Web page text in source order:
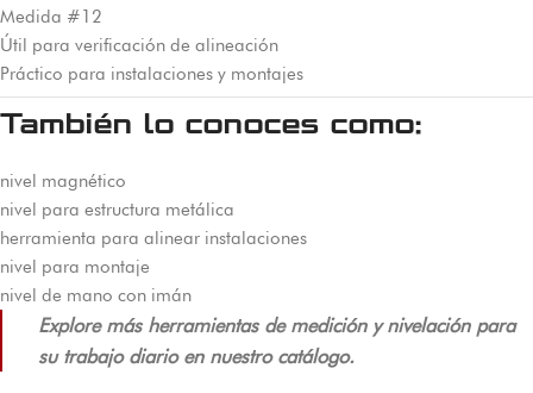
Medida #12
Útil para verificación de alineación
Práctico para instalaciones y montajes
También lo conoces como:
nivel magnético
nivel para estructura metálica
herramienta para alinear instalaciones
nivel para montaje
nivel de mano con imán
Explore más herramientas de medición y nivelación para
su trabajo diario en nuestro catálogo.